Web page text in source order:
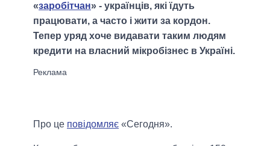
«заробітчан» - українців, які їдуть
працювати, а часто і жити за кордон.
Тепер уряд хоче видавати таким людям
кредити на власний мікробізнес в Україні.
Про це повідомляє «Сегодня».